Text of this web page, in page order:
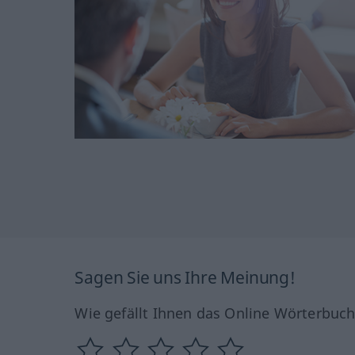
Sagen Sie uns Ihre Meinung!
Wie gefällt Ihnen das Online